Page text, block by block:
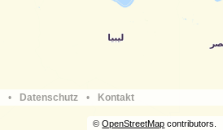
• Datenschutz • Kontakt
©OpenStreetMap contributors.